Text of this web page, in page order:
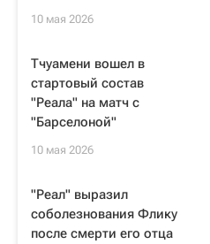
10 мая 2026
Тчуамени вошел в
стартовый состав
"Реала" на матч с
"Барселоной"
10 мая 2026
"Реал" выразил
соболезнования Флику
после смерти его отца